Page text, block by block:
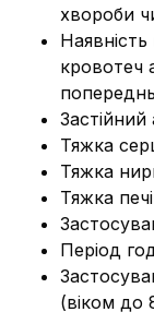
хвороби
кровотеч
Тяжка
Тяжка
Тяжка
Період
(віком до